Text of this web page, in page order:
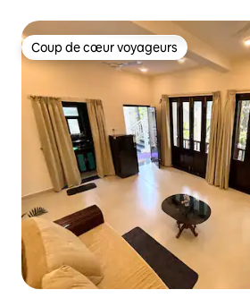
Coup de cœur voyageurs
Coup de cœur voyageurs